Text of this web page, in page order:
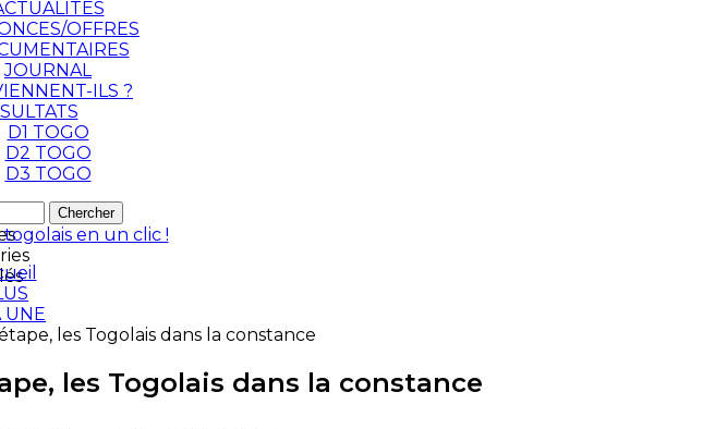
OFFRES
JOURNAL
ILS ?
D1 TOGO
D2 TOGO
D3 TOGO
UNE
les Togolais dans la constance
les Togolais dans la constance